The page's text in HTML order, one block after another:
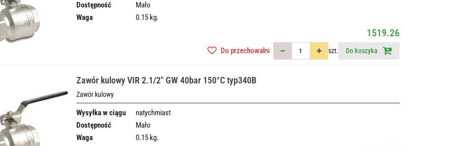
Dostępność
Mało
Waga
0.15 kg.
1519.26
szt. Do koszyka
Do przechowalni
Zawór kulowy VIR 2.1/2" GW 40bar 150°C typ340B
Zawór kulowy
Wysyłka w ciągu
natychmiast
Dostępność
Mało
Waga
0.15 kg.